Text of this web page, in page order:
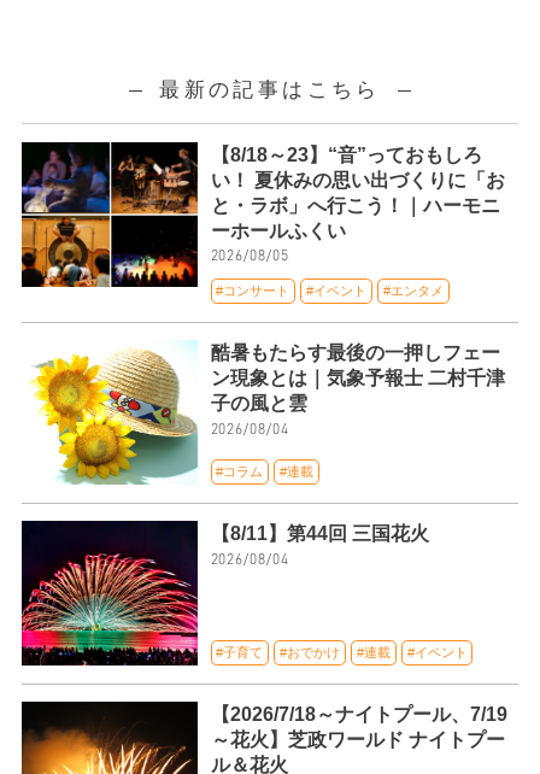
最新の記事はこちら
【8/18～23】“音”っておもしろ
い！ 夏休みの思い出づくりに「お
と・ラボ」へ行こう！｜ハーモニ
ーホールふくい
2026/08/05
#コンサート #イベント #エンタメ
酷暑もたらす最後の一押しフェー
ン現象とは｜気象予報士 二村千津
子の風と雲
2026/08/04
#コラム #連載
【8/11】第44回 三国花火
2026/08/04
#子育て #おでかけ #連載 #イベント
【2026/7/18～ナイトプール、7/19
～花火】芝政ワールド ナイトプー
ル＆花火